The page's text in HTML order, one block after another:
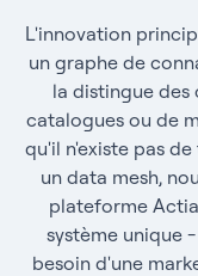
L'innovation
un graphe de
la distingue
catalogues ou de
qu'il n'existe pas
un data mesh,
plateforme
système unique
besoin d'une